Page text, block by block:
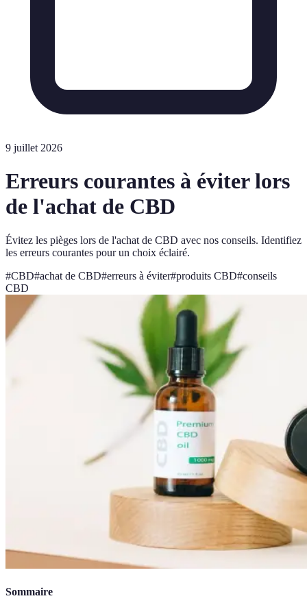
9 juillet 2026
Erreurs courantes à éviter lors
de l'achat de CBD
Évitez les pièges lors de l'achat de CBD avec nos conseils. Identifiez
les erreurs courantes pour un choix éclairé.
#CBD#achat de CBD#erreurs à éviter#produits CBD#conseils
CBD
Sommaire